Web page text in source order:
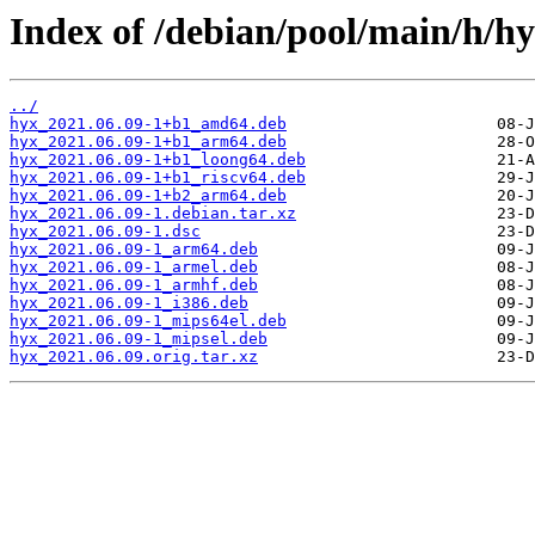
Index of /debian/pool/main/h/
../
hyx_2021.06.09-1+b1_amd64.deb
hyx_2021.06.09-1+b1_arm64.deb
hyx_2021.06.09-1+b1_loong64.deb
hyx_2021.06.09-1+b1_riscv64.deb
hyx_2021.06.09-1+b2_arm64.deb
hyx_2021.06.09-1.debian.tar.xz
hyx_2021.06.09-1.dsc
hyx_2021.06.09-1_arm64.deb
hyx_2021.06.09-1_armel.deb
hyx_2021.06.09-1_armhf.deb
hyx_2021.06.09-1_i386.deb
hyx_2021.06.09-1_mips64el.deb
hyx_2021.06.09-1_mipsel.deb
hyx_2021.06.09.orig.tar.xz